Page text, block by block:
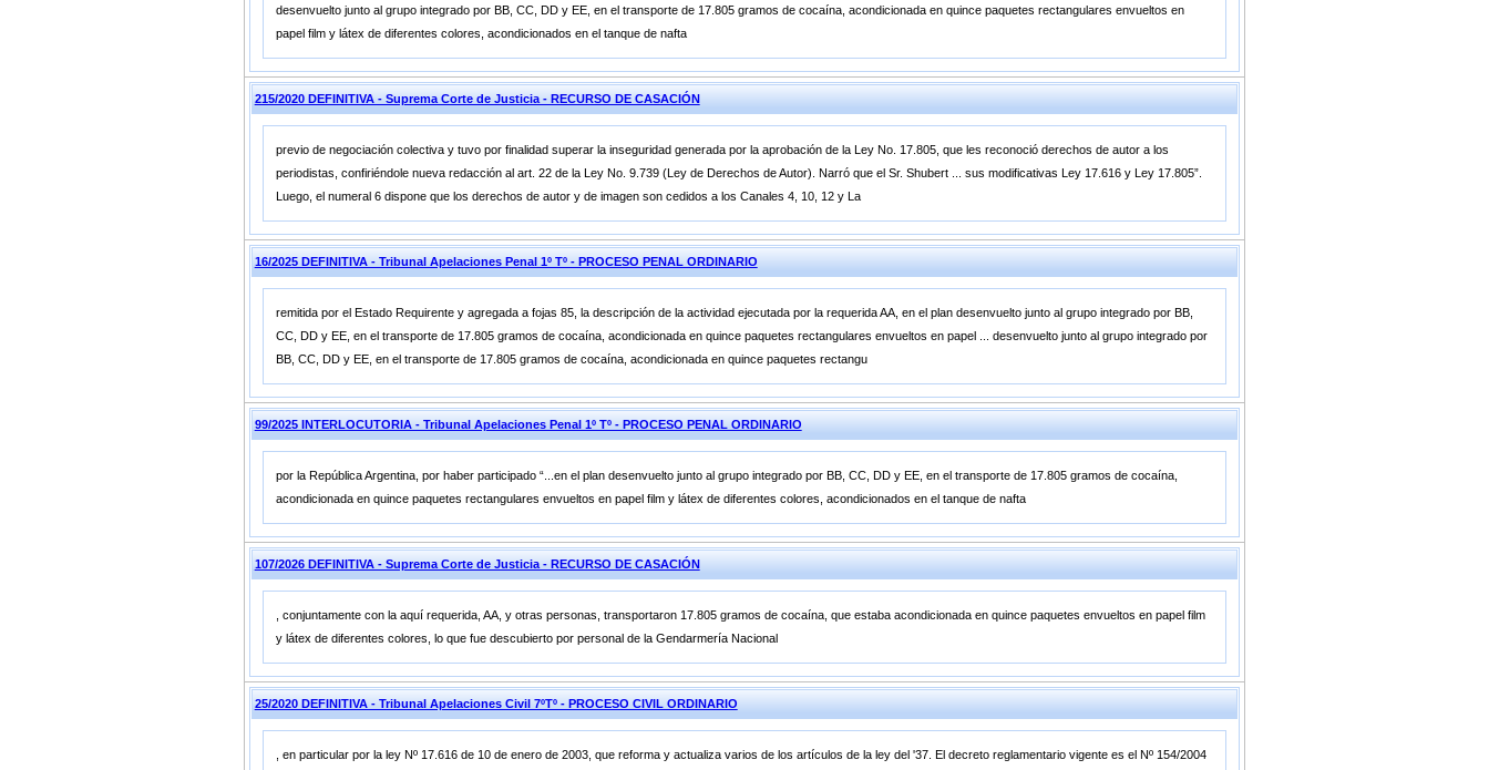
desenvuelto junto al grupo integrado por BB, CC, DD y EE, en el transporte de 17.805 gramos de cocaína, acondicionada en quince paquetes rectangulares envueltos en
papel film y látex de diferentes colores, acondicionados en el tanque de nafta
215/2020 DEFINITIVA - Suprema Corte de Justicia - RECURSO DE CASACIÓN
previo de negociación colectiva y tuvo por finalidad superar la inseguridad generada por la aprobación de la Ley No. 17.805, que les reconoció derechos de autor a los
periodistas, confiriéndole nueva redacción al art. 22 de la Ley No. 9.739 (Ley de Derechos de Autor). Narró que el Sr. Shubert ... sus modificativas Ley 17.616 y Ley 17.805”.
Luego, el numeral 6 dispone que los derechos de autor y de imagen son cedidos a los Canales 4, 10, 12 y La
16/2025 DEFINITIVA - Tribunal Apelaciones Penal 1º Tº - PROCESO PENAL ORDINARIO
remitida por el Estado Requirente y agregada a fojas 85, la descripción de la actividad ejecutada por la requerida AA, en el plan desenvuelto junto al grupo integrado por BB,
CC, DD y EE, en el transporte de 17.805 gramos de cocaína, acondicionada en quince paquetes rectangulares envueltos en papel ... desenvuelto junto al grupo integrado por
BB, CC, DD y EE, en el transporte de 17.805 gramos de cocaína, acondicionada en quince paquetes rectangu
99/2025 INTERLOCUTORIA - Tribunal Apelaciones Penal 1º Tº - PROCESO PENAL ORDINARIO
por la República Argentina, por haber participado “...en el plan desenvuelto junto al grupo integrado por BB, CC, DD y EE, en el transporte de 17.805 gramos de cocaína,
acondicionada en quince paquetes rectangulares envueltos en papel film y látex de diferentes colores, acondicionados en el tanque de nafta
107/2026 DEFINITIVA - Suprema Corte de Justicia - RECURSO DE CASACIÓN
, conjuntamente con la aquí requerida, AA, y otras personas, transportaron 17.805 gramos de cocaína, que estaba acondicionada en quince paquetes envueltos en papel film
y látex de diferentes colores, lo que fue descubierto por personal de la Gendarmería Nacional
25/2020 DEFINITIVA - Tribunal Apelaciones Civil 7ºTº - PROCESO CIVIL ORDINARIO
, en particular por la ley Nº 17.616 de 10 de enero de 2003, que reforma y actualiza varios de los artículos de la ley del '37. El decreto reglamentario vigente es el Nº 154/2004